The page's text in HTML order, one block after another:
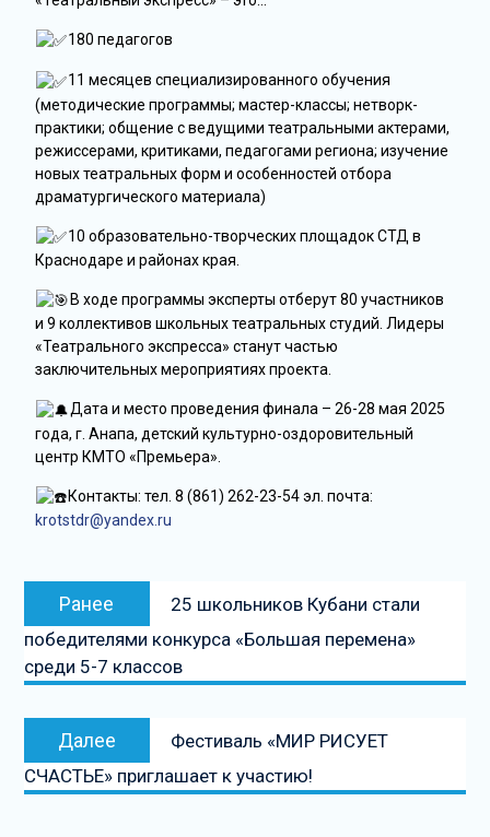
180 педагогов
11 месяцев специализированного обучения
(методические программы; мастер-классы; нетворк-
практики; общение с ведущими театральными актерами,
режиссерами, критиками, педагогами региона; изучение
новых театральных форм и особенностей отбора
драматургического материала)
10 образовательно-творческих площадок СТД в
Краснодаре и районах края.
В ходе программы эксперты отберут 80 участников
и 9 коллективов школьных театральных студий. Лидеры
«Театрального экспресса» станут частью
заключительных мероприятиях проекта.
Дата и место проведения финала – 26-28 мая 2025
года, г. Анапа, детский культурно-оздоровительный
центр КМТО «Премьера».
Контакты: тел. 8 (861) 262-23-54 эл. почта:
krotstdr@yandex.ru
Ранее
25 школьников Кубани стали
победителями конкурса «Большая перемена»
среди 5-7 классов
Далее
Фестиваль «МИР РИСУЕТ
СЧАСТЬЕ» приглашает к участию!